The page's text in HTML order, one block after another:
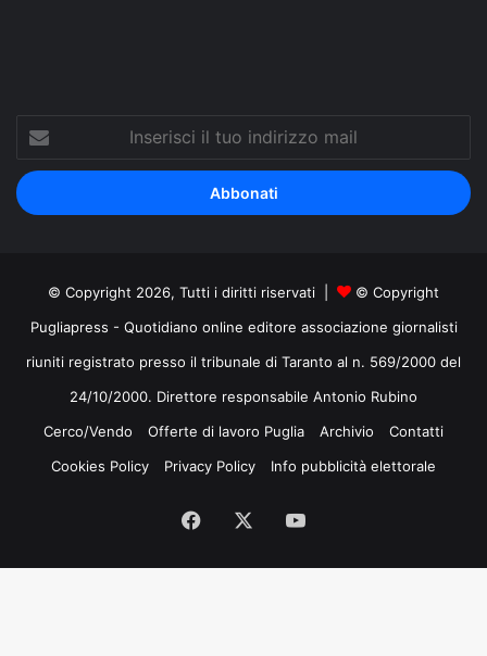
Inserisci
tuo
indirizzo
mail
© Copyright 2026, Tutti i diritti riservati |
© Copyright
Pugliapress - Quotidiano online editore associazione giornalisti
riuniti registrato presso il tribunale di Taranto al n. 569/2000 del
24/10/2000. Direttore responsabile Antonio Rubino
Cerco/Vendo
Offerte di lavoro Puglia Archivio
Contatti
Cookies Policy
Privacy Policy Info pubblicità elettorale
Facebook
Tube